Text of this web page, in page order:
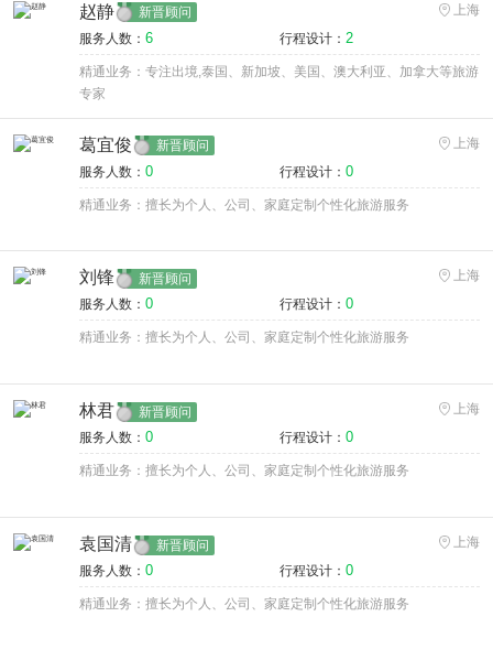
赵静 新晋顾问
上海
服务人数： 6 行程设计： 2
精通业务：专注出境,泰国、新加坡、美国、澳大利亚、加拿大等旅游
专家
葛宜俊 新晋顾问
上海
服务人数： 0 行程设计： 0
精通业务：擅长为个人、公司、家庭定制个性化旅游服务
刘锋 新晋顾问
上海
服务人数： 0 行程设计： 0
精通业务：擅长为个人、公司、家庭定制个性化旅游服务
林君 新晋顾问
上海
服务人数： 0 行程设计： 0
精通业务：擅长为个人、公司、家庭定制个性化旅游服务
袁国清 新晋顾问
上海
服务人数： 0 行程设计： 0
精通业务：擅长为个人、公司、家庭定制个性化旅游服务